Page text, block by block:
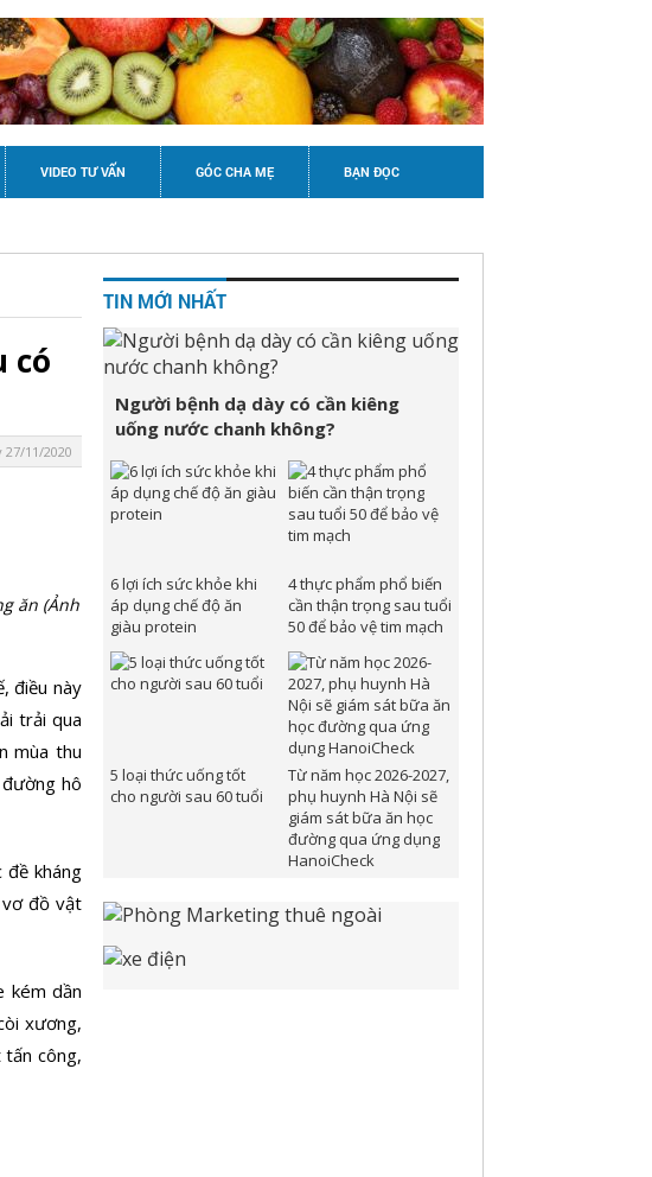
VIDEO TƯ VẤN GÓC CHA MẸ BẠN ĐỌC
có
27/11/2020
ăn (Ảnh
điều này
trải qua
mùa thu
hô
đề kháng
đồ vật
kém dần
xương,
công,
TIN MỚI NHẤT
Người bệnh dạ dày có cần kiêng
uống nước chanh không?
6 lợi ích sức khỏe khi
áp dụng chế độ ăn
giàu protein
4 thực phẩm phổ biến
cần thận trọng sau tuổi
50 để bảo vệ tim mạch
5 loại thức uống tốt
cho người sau 60 tuổi
Từ năm học 2026-2027,
phụ huynh Hà Nội sẽ
giám sát bữa ăn học
đường qua ứng dụng
HanoiCheck